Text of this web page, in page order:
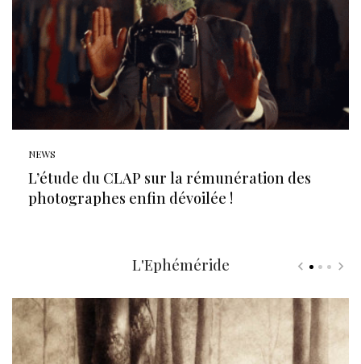
NEWS
L’étude du CLAP sur la rémunération des
photographes enfin dévoilée !
L'Ephéméride